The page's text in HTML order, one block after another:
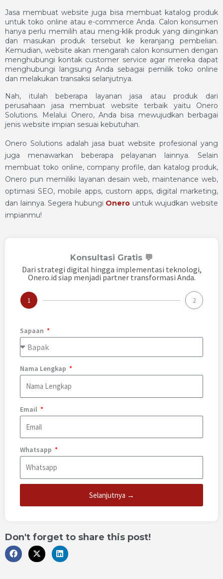
Jasa membuat website juga bisa membuat katalog produk
untuk toko online atau e-commerce Anda. Calon konsumen
hanya perlu memilih atau meng-klik produk yang diinginkan
dan masukan produk tersebut ke keranjang pembelian.
Kemudian, website akan mengarah calon konsumen dengan
menghubungi kontak customer service agar mereka dapat
menghubungi langsung Anda sebagai pemilik toko online
dan melakukan transaksi selanjutnya.
Nah, itulah beberapa layanan jasa atau produk dari
perusahaan jasa membuat website terbaik yaitu Onero
Solutions. Melalui Onero, Anda bisa mewujudkan berbagai
jenis website impian sesuai kebutuhan.
Onero Solutions adalah jasa buat website profesional yang
juga menawarkan beberapa pelayanan lainnya. Selain
membuat toko online, company profile, dan katalog produk,
Onero pun memiliki layanan desain web, maintenance web,
optimasi SEO, mobile apps, custom apps, digital marketing,
dan lainnya. Segera hubungi Onero untuk wujudkan website
impianmu!
Konsultasi Gratis 💬
Dari strategi digital hingga implementasi teknologi,
Onero.id siap menjadi partner transformasi Anda.
1 2
Sapaan
Nama Lengkap
Email
Whatsapp
Selanjutnya →
Don't forget to share this post!